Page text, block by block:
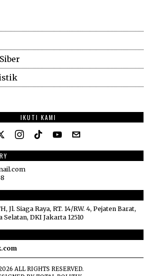
IKUTI KAMI
Jl. Siaga Raya, RT. 14/RW. 4, Pejaten Barat,
DKI Jakarta 12510
ALL RIGHTS RESERVED.